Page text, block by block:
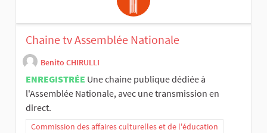
Chaine tv Assemblée Nationale
Benito CHIRULLI
ENREGISTRÉE Une chaine publique dédiée à
l'Assemblée Nationale, avec une transmission en
direct.
Commission des affaires culturelles et de l'éducation